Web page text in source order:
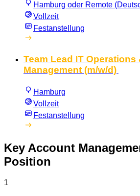
Hamburg oder Remote
Vollzeit
Festanstellung
Team Lead IT Operations
Management (m/w/d)
Hamburg
Vollzeit
Festanstellung
Key Account
Position
1